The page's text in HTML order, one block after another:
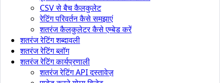
CSV से बैच कैलकुलेट
रेटिंग परिवर्तन कैसे समझाएं
शतरंज कैलकुलेटर कैसे एम्बेड करें
शतरंज रेटिंग शब्दावली
शतरंज रेटिंग ब्लॉग
शतरंज रेटिंग कार्यप्रणाली
शतरंज रेटिंग API दस्तावेज़